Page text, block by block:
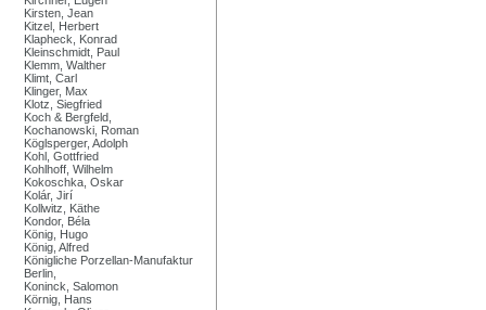
Kirsten, Jean
Kitzel, Herbert
Klapheck, Konrad
Kleinschmidt, Paul
Klemm, Walther
Klimt, Carl
Klinger, Max
Klotz, Siegfried
Koch & Bergfeld,
Kochanowski, Roman
Köglsperger, Adolph
Kohl, Gottfried
Kohlhoff, Wilhelm
Kokoschka, Oskar
Kolár, Jirí
Kollwitz, Käthe
Kondor, Béla
König, Hugo
König, Alfred
Königliche Porzellan-Manufaktur
Berlin,
Koninck, Salomon
Körnig, Hans